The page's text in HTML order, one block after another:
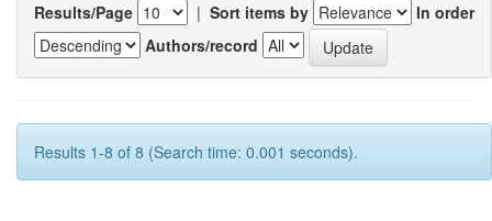
Results/Page | Sort items by
In order
Authors/record
Results 1-8 of 8 (Search time: 0.001 seconds).